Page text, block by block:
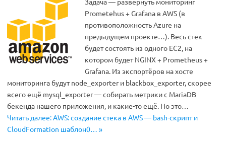
Prometehus + Grafana в AWS (в
противоположность Azure на
предыдущем проекте…). Весь стек
будет состоять из одного EC2, на
котором будет NGINX + Prometheus +
Grafana. Из экспортёров на хосте
мониторинга будут node_exporter и blackbox_exporter, скорее
всего ещё mysql_exporter — собирать метрики с MariaDB
бекенда нашего приложения, и какие-то ещё. Но это…
Читать далее: AWS: создание стека в AWS — bash-скрипт и
CloudFormation шаблон0… »